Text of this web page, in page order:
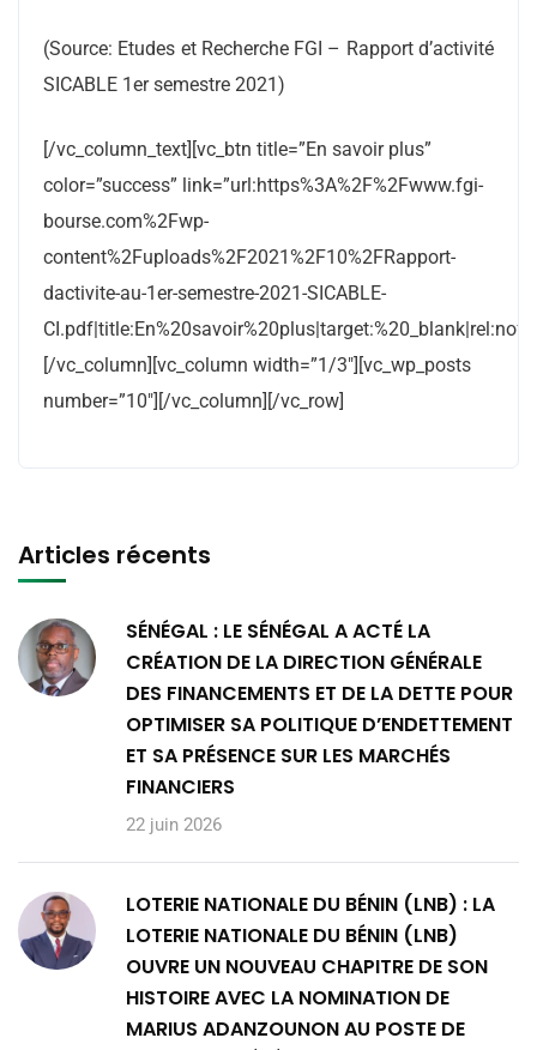
(Source: Etudes et Recherche FGI – Rapport d’activité
SICABLE 1er semestre 2021)
[/vc_column_text][vc_btn title=”En savoir plus”
color=”success” link=”url:https%3A%2F%2Fwww.fgi-
bourse.com%2Fwp-
content%2Fuploads%2F2021%2F10%2FRapport-
dactivite-au-1er-semestre-2021-SICABLE-
[/vc_column][vc_column width=”1/3″][vc_wp_posts
number=”10″][/vc_column][/vc_row]
Articles récents
SÉNÉGAL : LE SÉNÉGAL A ACTÉ LA
CRÉATION DE LA DIRECTION GÉNÉRALE
DES FINANCEMENTS ET DE LA DETTE POUR
OPTIMISER SA POLITIQUE D’ENDETTEMENT
ET SA PRÉSENCE SUR LES MARCHÉS
FINANCIERS
22 juin 2026
LOTERIE NATIONALE DU BÉNIN (LNB) : LA
LOTERIE NATIONALE DU BÉNIN (LNB)
OUVRE UN NOUVEAU CHAPITRE DE SON
HISTOIRE AVEC LA NOMINATION DE
MARIUS ADANZOUNON AU POSTE DE